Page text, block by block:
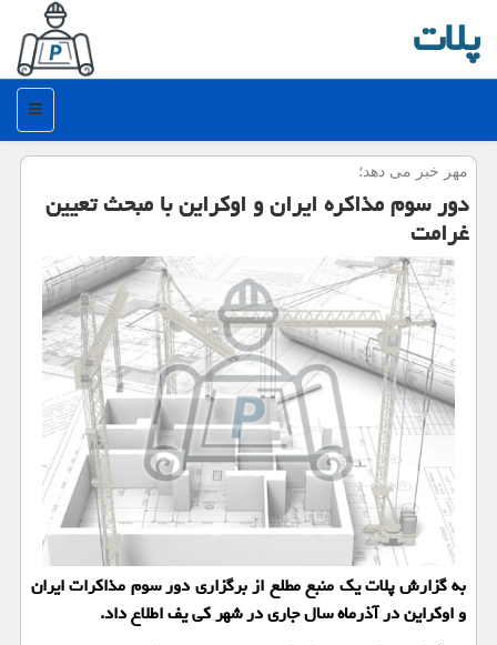
پلات
منو
مهر خبر می دهد؛
دور سوم مذاكره ایران و اوكراین با مبحث تعیین
غرامت
به گزارش پلات یك منبع مطلع از برگزاری دور سوم مذاكرات ایران
و اوكراین در آذرماه سال جاری در شهر كی یف اطلاع داد.